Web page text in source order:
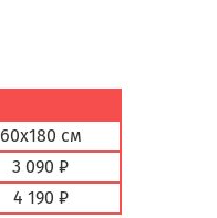
60х180 см
3 090 ₽
4 190 ₽